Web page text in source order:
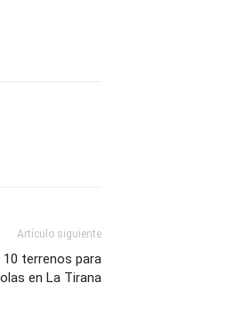
Artículo siguiente
terrenos para
en La Tirana